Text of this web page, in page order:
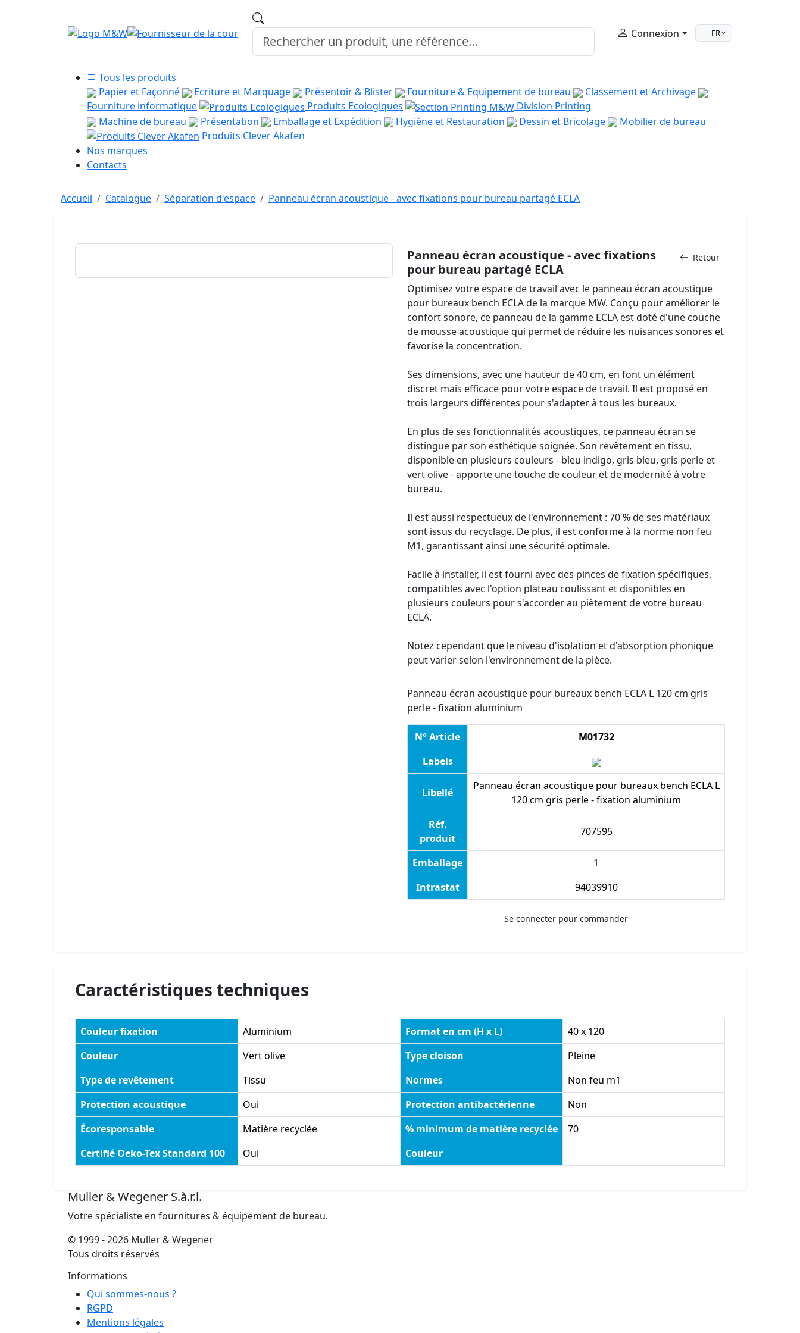
Connexion FR
Tous les produits
Papier et Façonné
Ecriture et Marquage Présentoir & Blister Fourniture & Equipement de bureau
Classement et Archivage
Fourniture informatique
Produits Ecologiques
Division Printing
Machine de bureau
Présentation Emballage et Expédition Hygiène et Restauration Dessin et Bricolage
Mobilier de bureau
Produits Clever Akafen
Nos marques
Contacts
Accueil Catalogue Séparation d'espace Panneau écran acoustique - avec fixations pour bureau partagé ECLA
Retour
Panneau écran acoustique - avec fixations
pour bureau partagé ECLA
Optimisez votre espace de travail avec le panneau écran acoustique
pour bureaux bench ECLA de la marque MW. Conçu pour améliorer le
confort sonore, ce panneau de la gamme ECLA est doté d'une couche
de mousse acoustique qui permet de réduire les nuisances sonores et
favorise la concentration.
Ses dimensions, avec une hauteur de 40 cm, en font un élément
discret mais efficace pour votre espace de travail. Il est proposé en
trois largeurs différentes pour s'adapter à tous les bureaux.
En plus de ses fonctionnalités acoustiques, ce panneau écran se
distingue par son esthétique soignée. Son revêtement en tissu,
disponible en plusieurs couleurs - bleu indigo, gris bleu, gris perle et
vert olive - apporte une touche de couleur et de modernité à votre
bureau.
Il est aussi respectueux de l'environnement : 70 % de ses matériaux
sont issus du recyclage. De plus, il est conforme à la norme non feu
M1, garantissant ainsi une sécurité optimale.
Facile à installer, il est fourni avec des pinces de fixation spécifiques,
compatibles avec l'option plateau coulissant et disponibles en
plusieurs couleurs pour s'accorder au piètement de votre bureau
ECLA.
Notez cependant que le niveau d'isolation et d'absorption phonique
peut varier selon l'environnement de la pièce.
Panneau écran acoustique pour bureaux bench ECLA L 120 cm gris
perle - fixation aluminium
N° Article
M01732
Labels
Libellé
Panneau écran acoustique pour bureaux bench ECLA L
120 cm gris perle - fixation aluminium
Réf.
produit
707595
Emballage
1
Intrastat
94039910
Se connecter pour commander
Caractéristiques techniques
Couleur fixation Aluminium Format en cm (H x L)
40 x 120
Couleur
Vert olive Type cloison
Pleine
Type de revêtement
Tissu Normes
Non feu m1
Protection acoustique
Oui Protection antibactérienne
Non
Écoresponsable
Matière recyclée % minimum de matière recyclée
70
Certifié Oeko-Tex Standard 100
Oui Couleur
Muller & Wegener S.à.r.l.
Votre spécialiste en fournitures & équipement de bureau.
© 1999 - 2026 Muller & Wegener
Tous droits réservés
Informations
Qui sommes-nous ?
RGPD
Mentions légales